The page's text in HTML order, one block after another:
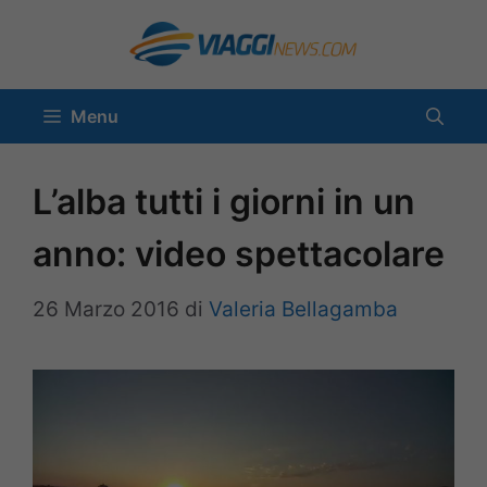
contenuto
Menu
L’alba tutti i giorni in un
anno: video spettacolare
26 Marzo 2016 di Valeria Bellagamba